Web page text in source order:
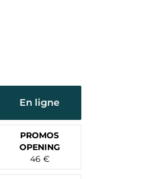
En ligne
PROMOS
OPENING
46 €